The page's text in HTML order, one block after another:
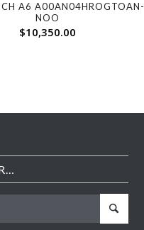
A6 A00AN04HROGTOAN-
NOO
$10,350.00